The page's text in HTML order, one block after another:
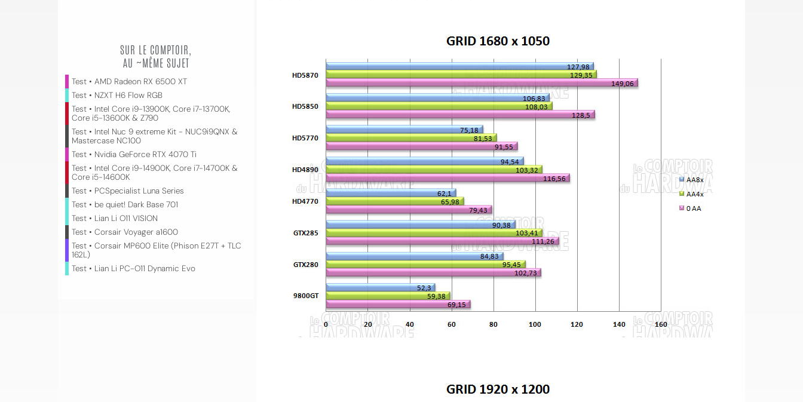
SUR LE COMPTOIR,
AU ~MÊME SUJET
Test • AMD Radeon RX 6500 XT
Test • NZXT H6 Flow RGB
Test • Intel Core i9-13900K, Core i7-13700K,
Core i5-13600K & Z790
Test • Intel Nuc 9 extreme Kit - NUC9i9QNX &
Mastercase NC100
Test • Nvidia GeForce RTX 4070 Ti
Test • Intel Core i9-14900K, Core i7-14700K &
Core i5-14600K
Test • PCSpecialist Luna Series
Test • be quiet! Dark Base 701
Test • Lian Li O11 VISION
Test • Corsair Voyager a1600
Test • Corsair MP600 Elite (Phison E27T + TLC
162L)
Test • Lian Li PC-O11 Dynamic Evo